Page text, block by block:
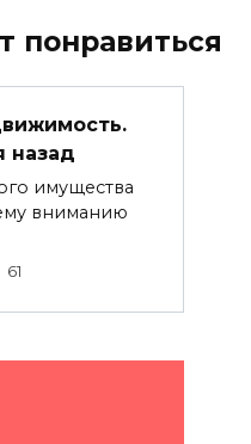
понравиться
назад
имущества
вниманию
61